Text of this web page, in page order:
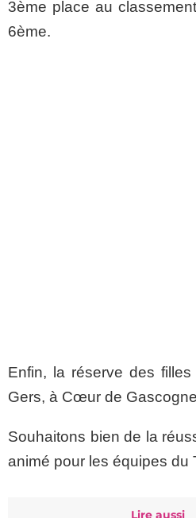
3ème place au
6ème.
Enfin, la réserve des
Gers, à Cœur de
Souhaitons bien de la
animé pour les équipes du
Lire aussi